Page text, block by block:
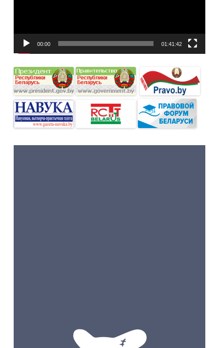
00:00 01:41:42